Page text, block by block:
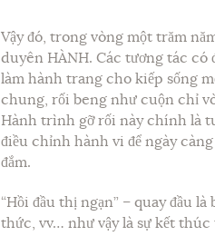
Vậy đó, trong vòng một trăm
duyên HÀNH. Các tương tác có
làm hành trang cho kiếp sống
chung, rối beng như cuộn chỉ
Hành trình gỡ rối này chính là
điều chỉnh hành vi để ngày
đắm.
“Hồi đầu thị ngạn” – quay đầu
thức, vv… như vậy là sự kết